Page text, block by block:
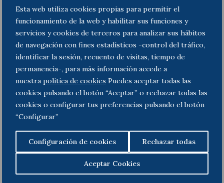
Esta web utiliza cookies propias para permitir el
funcionamiento de la web y habilitar sus funciones y
servicios y cookies de terceros para analizar sus hábitos
de navegación con fines estadísticos -control del tráfico,
identificar la sesión, recuento de visitas, tiempo de
permanencia-, para más información accede a
nuestra politica de cookies Puedes aceptar todas las
cookies pulsando el botón “Aceptar” o rechazar todas las
cookies o configurar tus preferencias pulsando el botón
“Configurar”
Configuración de cookies Rechazar todas
Aceptar Cookies
Dicha oferta de participación local consistirá en
ofrecer la posibilidad de participar, al menos en un
20% de la propiedad del proyecto o de su
financiación, a las personas físicas y jurídicas,
públicas o privadas, radicadas en el municipio en que
se pretende ubicar la instalación, o en los municipios
limítrofes al mismo o los que pertenezcan a la
misma comarca.
Por otro lado, el Decreto-Ley también tiene por
objeto (i)modificar la Ley 16/2017, de 1 de agosto,
materia de generación renovable, distribuida y
participada en el horizonte de 2030, concretar la
territorio e incorporar a la planificación energética